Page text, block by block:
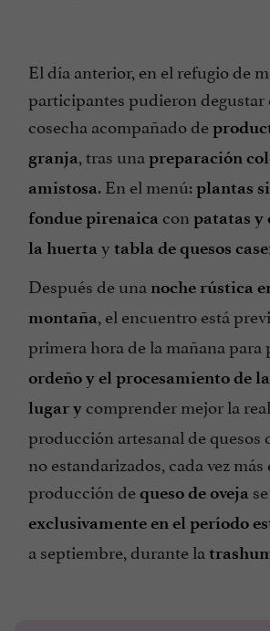
El día anterior, en el refugio de
participantes pudieron degustar
cosecha acompañado de
granja, tras una preparación
amistosa. En el menú:plantas
fondue pirenaica con patatas y
la huerta y tabla de quesos
Después de una noche rústica
montaña, el encuentro está
primera hora de la mañana para
ordeño y el procesamiento de
lugar y comprender mejor la
producción artesanal de quesos
no estandarizados, cada vez más
producción dequeso de oveja
exclusivamente en el período
a septiembre, durante la